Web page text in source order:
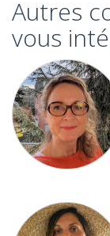
- Cours
Le 12/03/2024
astrid p- Cours de
Le 06/03/2024
- Cours de
Le 02/11/2021
Autres
vous